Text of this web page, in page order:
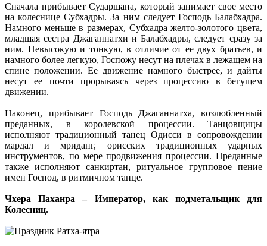
Сначала прибывает Сударшана, который занимает свое место
на колеснице Субхадры. За ним следует Господь Балабхадра.
Намного меньше в размерах, Субхадра желто-золотого цвета,
младшая сестра Джаганнатхи и Балабхадры, следует сразу за
ним. Невысокую и тонкую, в отличие от ее двух братьев, и
намного более легкую, Госпожу несут на плечах в лежащем на
спине положении. Ее движение намного быстрее, и дайты
несут ее почти прорываясь через процессию в бегущем
движении.
Наконец, прибывает Господь Джаганнатха, возлюбленный
преданных, в королевской процессии. Танцовщицы
исполняют традиционный танец Одисси в сопровождении
мардал и мриданг, орисских традиционных ударных
инструментов, по мере продвижения процессии. Преданные
также исполняют санкиртан, ритуальное групповое пение
имен Господ, в ритмичном танце.
Чхера Паханра – Император, как подметальщик для
Колесниц.